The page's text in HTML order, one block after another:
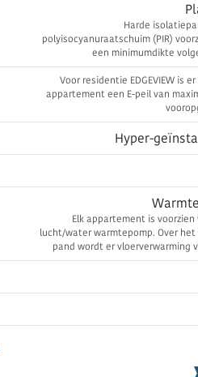
Harde
polyisocyanuraatschuim (PIR)
een minimumdikte
Voor residentie EDGEVIEW is
appartement een E-peil van
Hyper-
Elk appartement is voorzien
lucht/water warmtepomp. Over het
pand wordt er vloerverwarming